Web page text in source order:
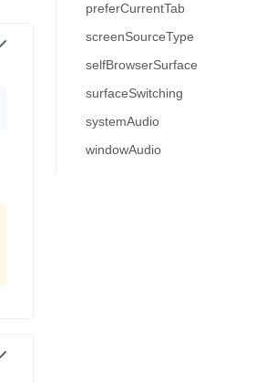
preferCurrentTab
screenSourceType
selfBrowserSurface
surfaceSwitching
systemAudio
windowAudio